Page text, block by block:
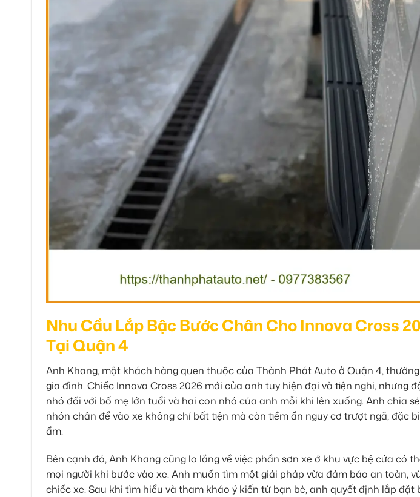
Nhu Cầu Lắp Bậc Bước Chân Cho Innova Cross
Tại Quận 4
Anh Khang, một khách hàng quen thuộc của Thành Phát Auto ở Quận 4,
gia đình. Chiếc Innova Cross 2026 mới của anh tuy hiện đại và tiện nghi, nhưng
nhỏ đối với bố mẹ lớn tuổi và hai con nhỏ của anh mỗi khi lên xuống. Anh chia
nhón chân để vào xe không chỉ bất tiện mà còn tiềm ẩn nguy cơ trượt ngã, đặc
ẩm.
Bên cạnh đó, Anh Khang cũng lo lắng về việc phần sơn xe ở khu vực bệ cửa có
mọi người khi bước vào xe. Anh muốn tìm một giải pháp vừa đảm bảo an toàn,
chiếc xe. Sau khi tìm hiểu và tham khảo ý kiến từ bạn bè, anh quyết định lắp